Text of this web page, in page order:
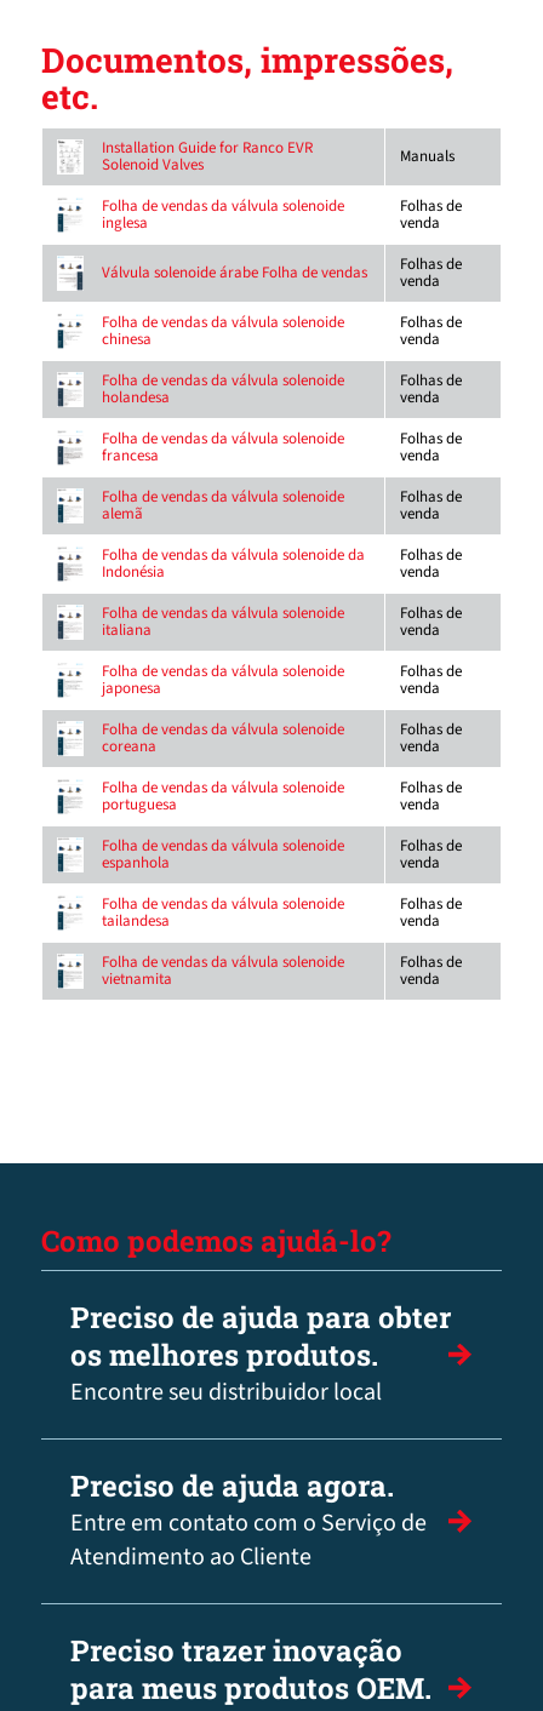
Documentos, impressões,
etc.
Installation Guide for Ranco EVR
Solenoid Valves Manuals
Folha de vendas da válvula solenoide
inglesa
Folhas de
venda
Válvula solenoide árabe Folha de vendas Folhas de
venda
Folha de vendas da válvula solenoide
chinesa
Folhas de
venda
Folha de vendas da válvula solenoide
holandesa
Folhas de
venda
Folha de vendas da válvula solenoide
francesa
Folhas de
venda
Folha de vendas da válvula solenoide
alemã
Folhas de
venda
Folha de vendas da válvula solenoide da
Indonésia
Folhas de
venda
Folha de vendas da válvula solenoide
italiana
Folhas de
venda
Folha de vendas da válvula solenoide
japonesa
Folhas de
venda
Folha de vendas da válvula solenoide
coreana
Folhas de
venda
Folha de vendas da válvula solenoide
portuguesa
Folhas de
venda
Folha de vendas da válvula solenoide
espanhola
Folhas de
venda
Folha de vendas da válvula solenoide
tailandesa
Folhas de
venda
Folha de vendas da válvula solenoide
vietnamita
Folhas de
venda
Como podemos ajudá-lo?
Preciso de ajuda para obter
os melhores produtos.
Encontre seu distribuidor local
Preciso de ajuda agora.
Entre em contato com o Serviço de
Atendimento ao Cliente
Preciso trazer inovação
para meus produtos OEM.